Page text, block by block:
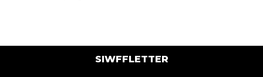
SIWFFLETTER